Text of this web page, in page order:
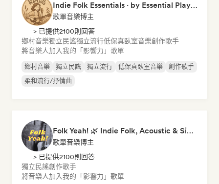
Indie Folk Essentials · by Essential Playlists
歌單音樂博主
> 已提供2100則回答
鄉村音樂獨立民謠獨立流行低保真臥室音樂創作歌手
將音樂人加入我的「影響力」歌單
鄉村音樂 獨立民謠 獨立流行 低保真臥室音樂
創作歌手
柔和流行/抒情曲
Folk Yeah! 🌿 Indie Folk, Acoustic & Singer-Songwriter
歌單音樂博主
> 已提供2100則回答
獨立民謠創作歌手
將音樂人加入我的「影響力」歌單